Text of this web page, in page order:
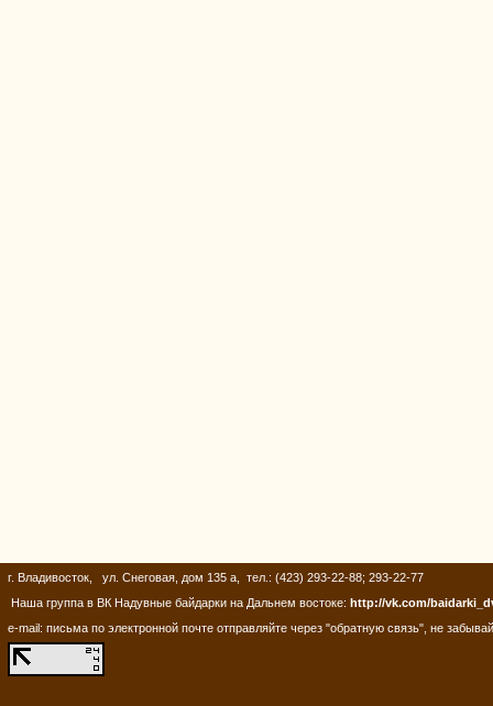
г. Владивосток, ул. Снеговая, дом 135 а, тел.: (423) 293-22-88; 293-22-77
Наша группа в ВК Надувные байдарки на Дальнем востоке: http://vk.com/
e-mail: письма по электронной почте отправляйте через "обратную связь", не